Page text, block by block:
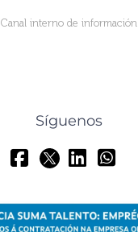
Canal interno de información
Síguenos